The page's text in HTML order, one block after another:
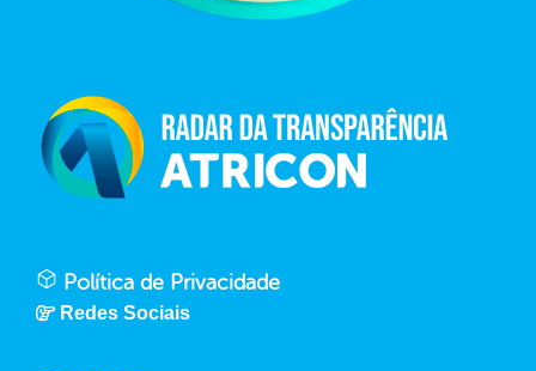
Política de Privacidade
Redes Sociais